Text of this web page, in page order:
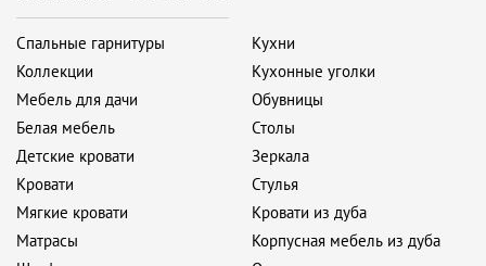
Спальные гарнитуры
Коллекции
Мебель для дачи
Белая мебель
Детские кровати
Кровати
Мягкие кровати
Матрасы
Кухни
Кухонные уголки
Обувницы
Столы
Зеркала
Стулья
Кровати из дуба
Корпусная мебель из дуба